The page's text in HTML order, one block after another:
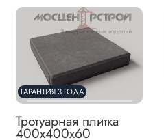
ГАРАНТИЯ 3 ГОДА
Тротуарная плитка
400х400х60